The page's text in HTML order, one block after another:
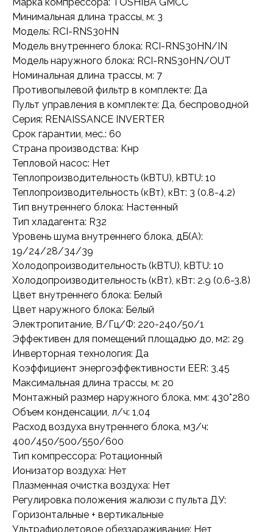
Марка компрессора: TOSHIBA GMCC
Минимальная длина трассы, м: 3
Модель: RCI-RNS30HN
Модель внутреннего блока: RCI-RNS30HN/IN
Модель наружного блока: RCI-RNS30HN/OUT
Номинальная длина трассы, м: 7
Противопылевой фильтр в комплекте: Да
Пульт управления в комплекте: Да, беспроводной
Серия: RENAISSANCE INVERTER
Срок гарантии, мес.: 60
Страна производства: Кнр
Тепловой насос: Нет
Теплопроизводительность (kBTU), kBTU: 10
Теплопроизводительность (кВт), кВт: 3 (0.8-4.2)
Тип внутреннего блока: Настенный
Тип хладагента: R32
Уровень шума внутреннего блока, дБ(А):
19/24/28/34/39
Холодопроизводительность (kBTU), kBTU: 10
Холодопроизводительность (кВт), кВт: 2.9 (0.6-3.8)
Цвет внутреннего блока: Белый
Цвет наружного блока: Белый
Электропитание, В/Гц/Ф: 220-240/50/1
Эффективен для помещений площадью до, м2: 29
Инверторная технология: Да
Коэффициент энергоэффективности EER: 3,45
Максимальная длина трассы, м: 20
Монтажный размер наружного блока, мм: 430*280
Объем конденсации, л/ч: 1,04
Расход воздуха внутреннего блока, м3/ч:
400/450/500/550/600
Тип компрессора: Ротационный
Ионизатор воздуха: Нет
Плазменная очистка воздуха: Нет
Регулировка положения жалюзи с пульта ДУ:
Горизонтальные + вертикальные
Ультрафиолетовое обеззараживание: Нет